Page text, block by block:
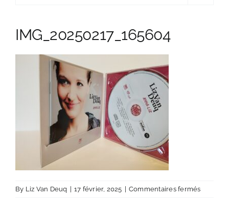
IMG_20250217_165604
By Liz Van Deuq 17 février, 2025 Commentaires ferméssur